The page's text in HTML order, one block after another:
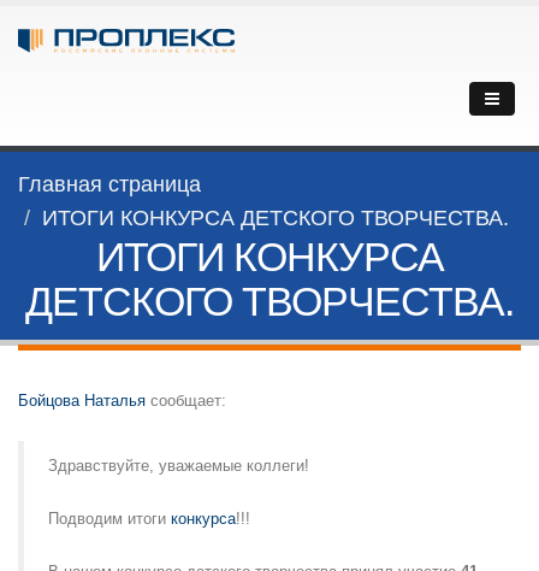
Главная страница
ИТОГИ КОНКУРСА ДЕТСКОГО ТВОРЧЕСТВА.
ИТОГИ КОНКУРСА
ДЕТСКОГО ТВОРЧЕСТВА.
Бойцова Наталья сообщает:
Здравствуйте, уважаемые коллеги!
Подводим итоги конкурса!!!